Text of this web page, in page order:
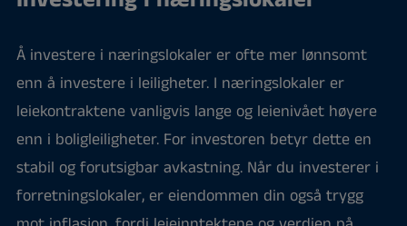
Å investere i næringslokaler er ofte mer lønnsomt
enn å investere i leiligheter. I næringslokaler er
leiekontraktene vanligvis lange og leienivået høyere
enn i boligleiligheter. For investoren betyr dette en
stabil og forutsigbar avkastning. Når du investerer i
forretningslokaler, er eiendommen din også trygg